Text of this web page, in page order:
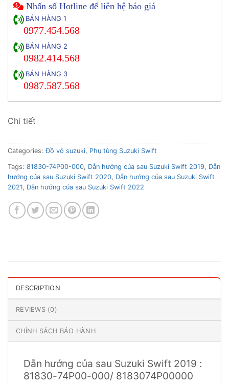
Nhấn số Hotline để liên hệ báo giá
BÁN HÀNG 1
0977.454.568
BÁN HÀNG 2
0982.414.568
BÁN HÀNG 3
0987.587.568
Chi tiết
Categories:Đồ vỏ suzuki, Phụ tùng Suzuki Swift
Tags: 81830-74P00-000, Dẫn hướng của sau Suzuki Swift 2019, Dẫn
hướng của sau Suzuki Swift 2020, Dẫn hướng của sau Suzuki Swift
2021, Dẫn hướng của sau Suzuki Swift 2022
DESCRIPTION
REVIEWS (0)
CHÍNH SÁCH BẢO HÀNH
Dẫn hướng của sau Suzuki Swift 2019 :
81830-74P00-000/ 8183074P00000